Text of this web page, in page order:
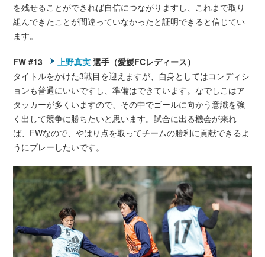
を残せることができれば自信につながりますし、これまで取り
組んできたことが間違っていなかったと証明できると信じてい
ます。
FW #13 上野真実 選手（愛媛FCレディース）
タイトルをかけた3戦目を迎えますが、自身としてはコンディシ
ョンも普通にいいですし、準備はできています。なでしこはア
タッカーが多くいますので、その中でゴールに向かう意識を強
く出して競争に勝ちたいと思います。試合に出る機会が来れ
ば、FWなので、やはり点を取ってチームの勝利に貢献できるよ
うにプレーしたいです。